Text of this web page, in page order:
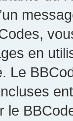
en
Le
le